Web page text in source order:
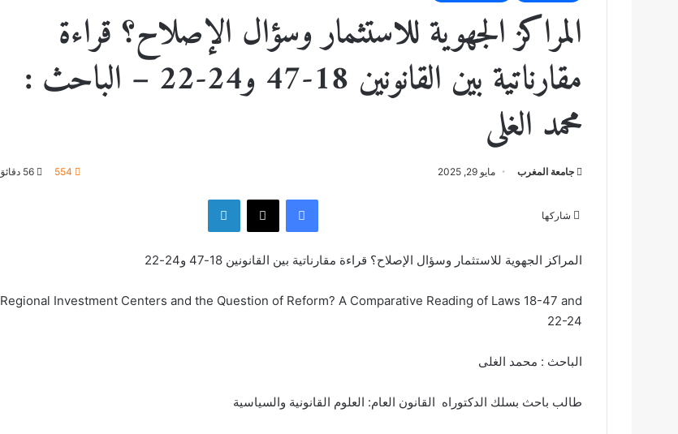
المراكز الجهوية للاستثمار وسؤال الإصلاح؟ قراءة
مقارناتية بين القانونين 18-47 و24-22 – الباحث :
محمد الغلى
جامعة المغرب مايو 29, 2025 554
شاركها
فيسبوك ‫X
المراكز الجهوية للاستثمار وسؤال الإصلاح؟ قراءة مقارناتية بين القانونين 18-47 و24-22
Regional Investment Centers and the Question of Reform? A Comparative Reading of Laws 18-47 and
22-24
الباحث : محمد الغلى
طالب باحث بسلك الدكتوراه القانون العام: العلوم القانونية والسياسية